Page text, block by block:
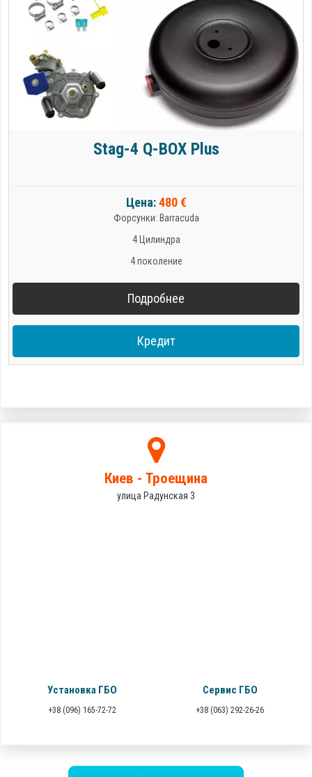
Stag-4 Q-BOX Plus
Цена:480 €
Форсунки: Barracuda
4 Цилиндра
4 поколение
Подробнее
Кредит
Киев - Троещина
улица Радунская 3
Установка ГБО
+38 (096) 165-72-72
Сервис ГБО
+38 (063) 292-26-26